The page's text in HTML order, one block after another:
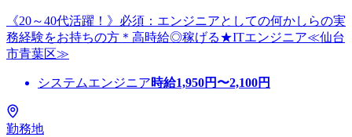
《20～40代活躍！》必須：エンジニアとしての何かしらの実
務経験をお持ちの方＊高時給◎稼げる★ITエンジニア≪仙台
市青葉区≫
システムエンジニア時給1,950円〜2,100円
勤務地